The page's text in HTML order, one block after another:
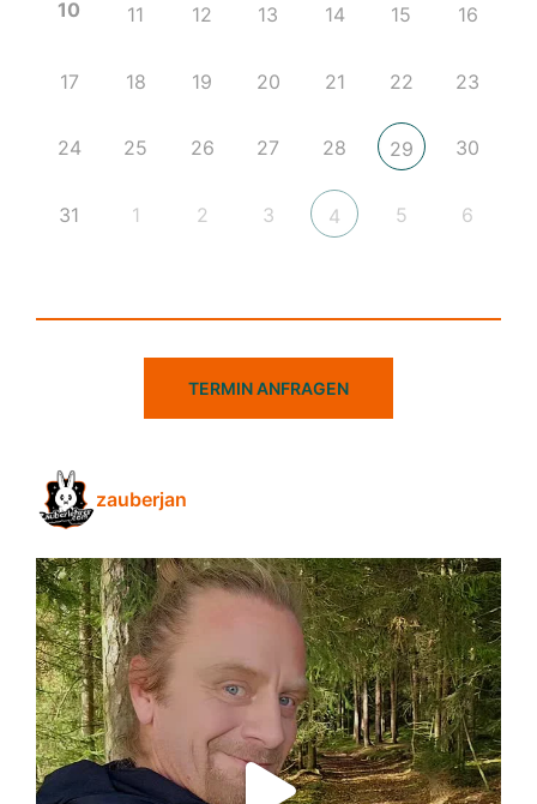
10 11 12 13 14 15 16
17 18 19 20 21 22 23
24 25 26 27 28 29 30
31 1 2 3 4 5 6
TERMIN ANFRAGEN
zauberjan